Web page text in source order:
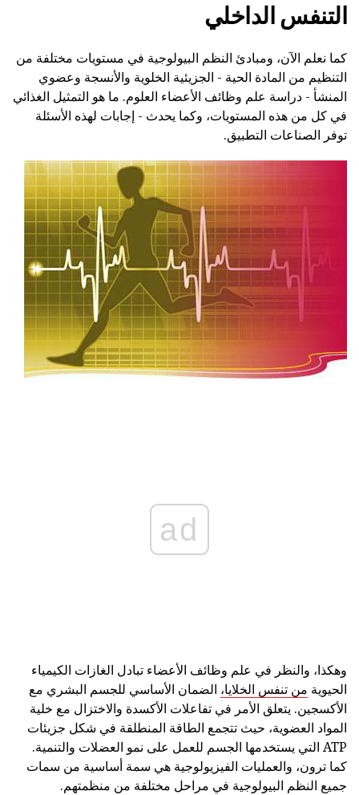
التنفس الداخلي
كما نعلم الآن، ومبادئ النظم البيولوجية في مستويات مختلفة من
التنظيم من المادة الحية - الجزيئية الخلوية والأنسجة وعضوي
المنشأ - دراسة علم وظائف الأعضاء العلوم. ما هو التمثيل الغذائي
في كل من هذه المستويات، وكما يحدث - إجابات لهذه الأسئلة
توفر الصناعات التطبيق.
ad
وهكذا، والنظر في علم وظائف الأعضاء تبادل الغازات الكيمياء
الحيوية من تنفس الخلايا، الضمان الأساسي للجسم البشري مع
الأكسجين. يتعلق الأمر في تفاعلات الأكسدة والاختزال مع خلية
المواد العضوية، حيث تتجمع الطاقة المنطلقة في شكل جزيئات
ATP التي يستخدمها الجسم للعمل على نمو العضلات والتنمية.
كما ترون، والعمليات الفيزيولوجية هي سمة أساسية من سمات
جميع النظم البيولوجية في مراحل مختلفة من منظمتهم.